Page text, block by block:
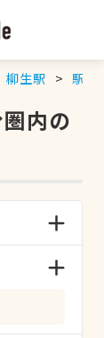
柳生駅 駅徒
内の